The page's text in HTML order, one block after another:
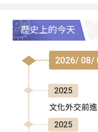
歷史上的今天
2026/ 08/
2025
文化外交前
2025